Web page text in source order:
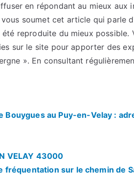
en répondant au mieux aux
soumet cet article qui parle
été reproduite du mieux possible.
sur le site pour apporter des
». En consultant
Bouygues au Puy-en-Velay :
VELAY 43000
fréquentation sur le chemin de